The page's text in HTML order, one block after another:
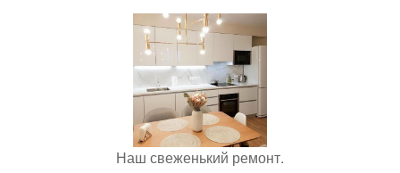
Наш свеженький ремонт.